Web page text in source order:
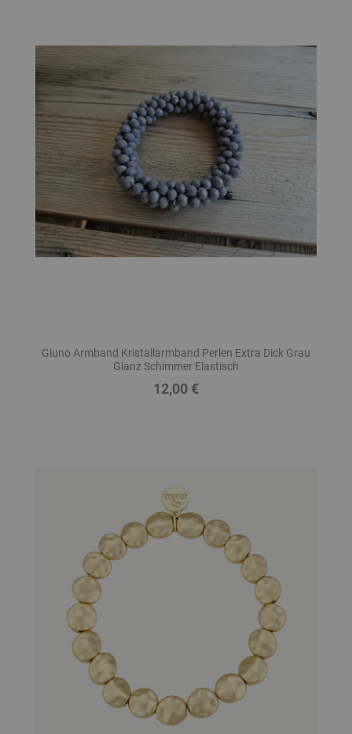
Giuno Armband Kristallarmband Perlen Extra Dick Grau
Glanz Schimmer Elastisch
Preis
12,00 €